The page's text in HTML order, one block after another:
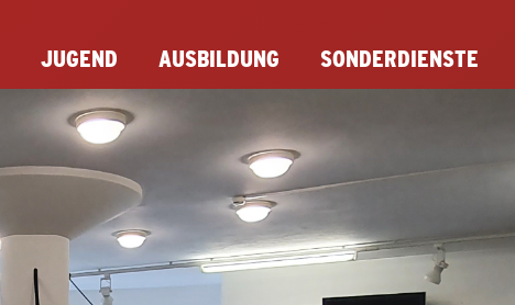
JUGEND AUSBILDUNG SONDERDIENSTE